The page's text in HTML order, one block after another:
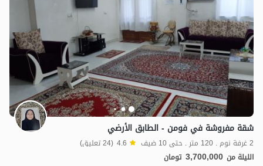
شقة مفروشة في فومن - الطابق الأرضي
2 غرفة نوم . 120 متر . حتى 10 ضيف 4.6 (24 تعليق)
الليلة من 3,700,000 تومان